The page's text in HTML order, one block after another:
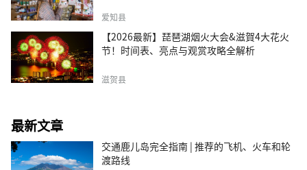
爱知县
【2026最新】琵琶湖烟火大会&滋賀4大花火
节！时间表、亮点与观赏攻略全解析
滋贺县
最新文章
交通鹿儿岛完全指南 | 推荐的飞机、火车和轮
渡路线